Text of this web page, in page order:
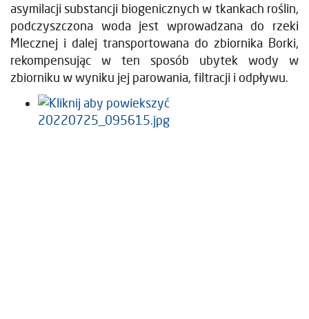
asymilacji substancji biogenicznych w tkankach roślin,
podczyszczona woda jest wprowadzana do rzeki
Mlecznej i dalej transportowana do zbiornika Borki,
rekompensując w ten sposób ubytek wody w
zbiorniku w wyniku jej parowania, filtracji i odpływu.